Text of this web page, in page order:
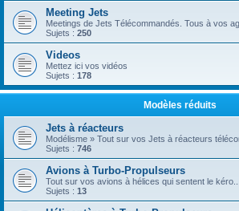
Meeting Jets
Meetings de Jets Télécommandés. Tous à vos
Sujets : 250
Videos
Mettez ici vos vidéos
Sujets : 178
Modèles réduits
Jets à réacteurs
Modélisme » Tout sur vos Jets à réacteurs
Sujets : 746
Avions à Turbo-Propulseurs
Tout sur vos avions à hélices qui sentent le kéro...
Sujets : 13